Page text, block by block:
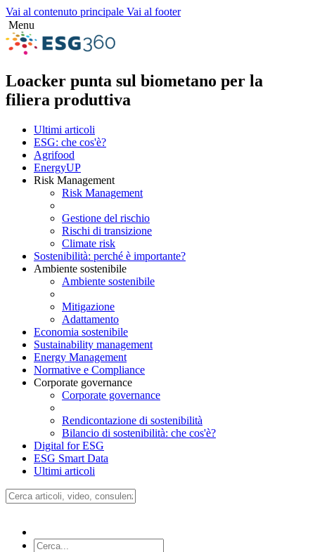
Vai al contenuto principale Vai al footer
Menu
Loacker punta sul biometano per la
filiera produttiva
Ultimi articoli
ESG: che cos'è?
Agrifood
EnergyUP
Risk Management
Risk Management
Gestione del rischio
Rischi di transizione
Climate risk
Sostenibilità: perché è importante?
Ambiente sostenibile
Ambiente sostenibile
Mitigazione
Adattamento
Economia sostenibile
Sustainability management
Energy Management
Normative e Compliance
Corporate governance
Corporate governance
Rendicontazione di sostenibilità
Bilancio di sostenibilità: che cos'è?
Digital for ESG
ESG Smart Data
Ultimi articoli